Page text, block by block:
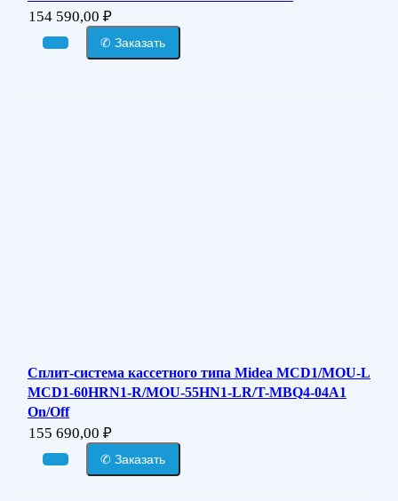
154 590,00 ₽
✆ Заказать
Сплит-система кассетного типа Midea MCD1/MOU-L
MCD1-60HRN1-R/MOU-55HN1-LR/T-MBQ4-04A1
On/Off
155 690,00 ₽
✆ Заказать